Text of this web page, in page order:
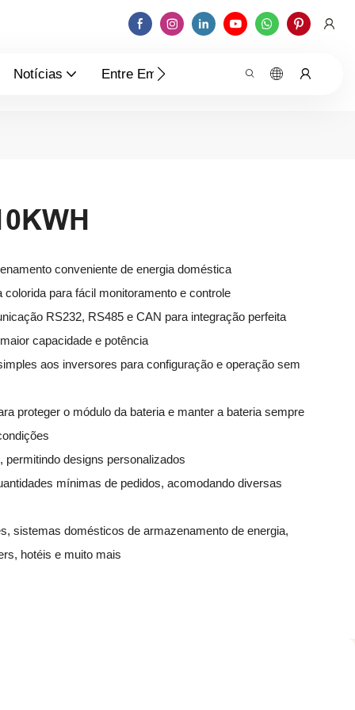
Notícias Entre Em Contato Conosco
conveniente de energia doméstica
colorida para fácil monitoramento e controle
RS232, RS485 e CAN para integração perfeita
capacidade e potência
aos inversores para configuração e operação sem
proteger o módulo da bateria e manter a bateria sempre
designs personalizados
mínimas de pedidos, acomodando diversas
sistemas domésticos de armazenamento de energia,
hotéis e muito mais